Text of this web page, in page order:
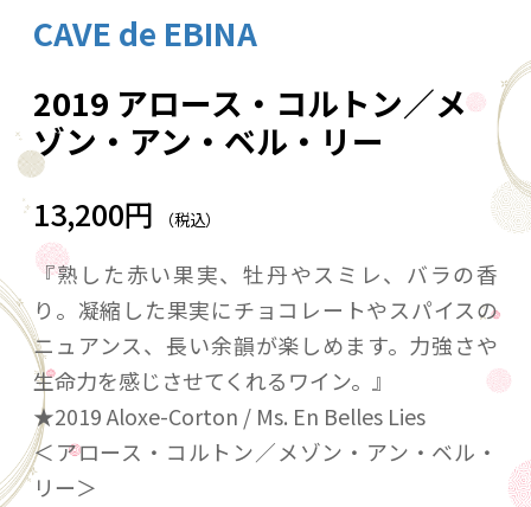
CAVE de EBINA
2019 アロース・コルトン／メ
ゾン・アン・ベル・リー
13,200円 （税込）
『熟した赤い果実、牡丹やスミレ、バラの香
り。凝縮した果実にチョコレートやスパイスの
ニュアンス、長い余韻が楽しめます。力強さや
生命力を感じさせてくれるワイン。』
★2019 Aloxe-Corton / Ms. En Belles Lies
＜アロース・コルトン／メゾン・アン・ベル・
リー＞